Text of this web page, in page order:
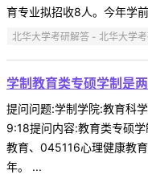
育专业拟招收8人。今年学
北华大学考研解答 - 北华大学
学制教育类专硕学制是
提问问题:学制学院:教育科
9:18提问内容:教育类专硕
教育、045116心理健康教
年。 ...